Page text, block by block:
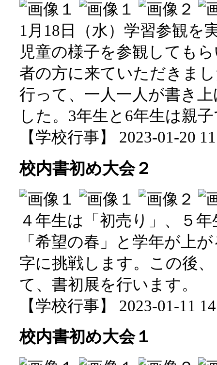
1月18日（水）学習参観を
児童の様子を参観しても
者の方に来ていただきま
行って、一人一人が書き
した。3年生と6年生は親
【学校行事】 2023-01-20
校内書初め大会２
４年生は「初売り」、５
「希望の春」と学年が上
字に挑戦します。この後
て、書初展を行います。
【学校行事】 2023-01-11
校内書初め大会１